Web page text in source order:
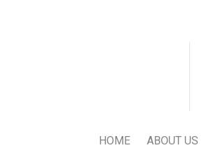
HOME ABOUT US